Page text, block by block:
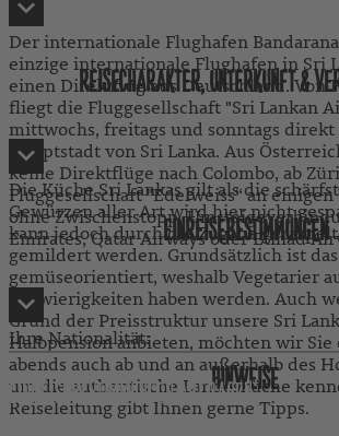
Der internationale Flughafen
einzige internationale Flughafen in Sri
einen Direktflug aus Deutschland. Von
fliegt die Fluggesellschaft "Sri Lankan
mittwochs, freitags und sonntags
Hauptstadt von Sri Lanka. Aus
keine Direktflüge nach Colombo, ab
Fluggesellschaft "Edelweiss“ an
ohne Zwischenstopp.
Emirates, Qatar Airways oder Etihad
REISECHARAKTER, UNTERKUNFT &
Die Küche Sri Lankas gilt als die
Gewürzen aller Art wird hier nicht
kann jedoch durch die Zugabe
gemildert werden. Grundsätzlich ist
gemüseorientiert, weshalb Vegetarier
Schwierigkeiten haben werden. Auch
Grund der Preisstruktur unsere Sri
Halbpension anbieten, möchten wir
abends auch ab und an außerhalb des
um die authentische Landesküche
Reiseleitung gibt Ihnen gerne Tipps.
EINREISEBESTIMMUNGEN
Ihre Nationalität:
EINREISEBESTIMMUNGEN ABFRAGEN
HINWEISE